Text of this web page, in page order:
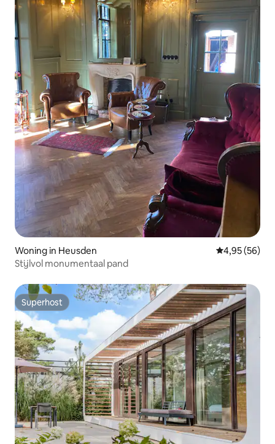
Woning in Heusden Gemiddelde
4,95 (56)
Stijlvol monumentaal pand
Superhost
Superhost